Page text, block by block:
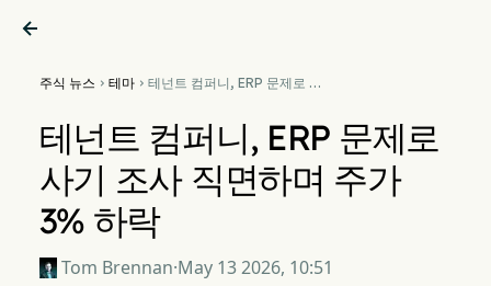

주식 뉴스  테마 테넌트 컴퍼니, ERP 문제로 사
테넌트 컴퍼니, ERP 문제로
사기 조사 직면하며 주가
3% 하락
Tom Brennan·May 13 2026, 10:51